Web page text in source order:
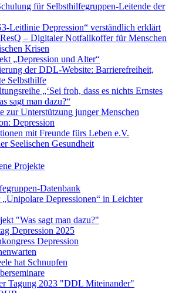
für Selbsthilfegruppen-Leitende der
Leitlinie Depression“ verständlich erklärt
– Digitaler Notfallkoffer für Menschen
Krisen
„Depression und Alter“
der DDL-Website: Barrierefreiheit,
Selbsthilfe
„‘Sei froh, dass es nichts Ernstes
sagt man dazu?“
zur Unterstützung junger Menschen
Depression
mit Freunde fürs Leben e.V.
Seelischen Gesundheit
Projekte
Datenbank
Depressionen“ in Leichter
"Was sagt man dazu?"
Depression 2025
Depression
hat Schnupfen
Tagung 2023 "DDL Miteinander"